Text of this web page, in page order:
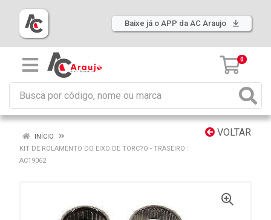
Baixe já o APP da AC Araujo
0
VOLTAR
INÍCIO
KIT DE ROLAMENTO DO EIXO DE TORC?O - TRASEIRO :
AC19062